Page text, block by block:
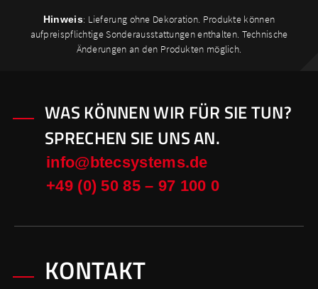
Hinweis: Lieferung ohne Dekoration. Produkte können
aufpreispflichtige Sonderausstattungen enthalten. Technische
Änderungen an den Produkten möglich.
WAS KÖNNEN WIR FÜR SIE TUN?
SPRECHEN SIE UNS AN.
info@btecsystems.de
+49 (0) 50 85 – 97 100 0
KONTAKT